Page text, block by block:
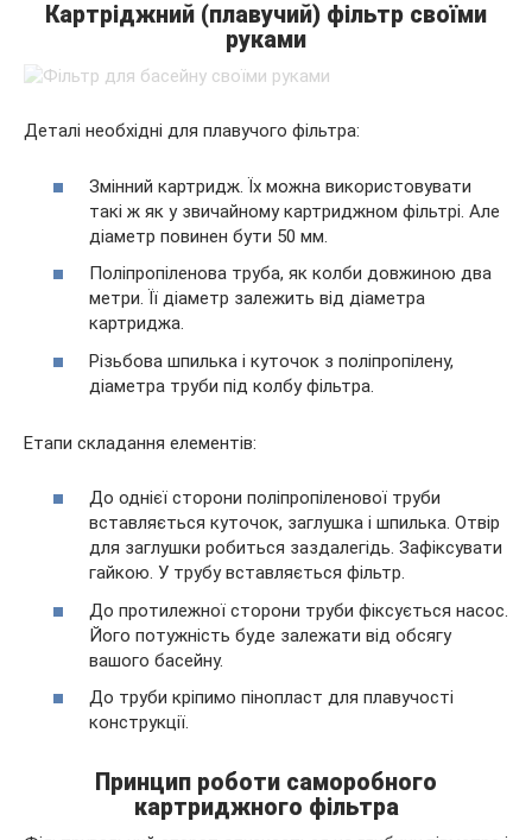
Картріджний (плавучий) фільтр своїми
руками
Деталі необхідні для плавучого фільтра:
Змінний картридж. Їх можна використовувати
такі ж як у звичайному картриджном фільтрі. Але
діаметр повинен бути 50 мм.
Поліпропіленова труба, як колби довжиною два
метри. Її діаметр залежить від діаметра
картриджа.
Різьбова шпилька і куточок з поліпропілену,
діаметра труби під колбу фільтра.
Етапи складання елементів:
До однієї сторони поліпропіленової труби
вставляється куточок, заглушка і шпилька. Отвір
для заглушки робиться заздалегідь. Зафіксувати
гайкою. У трубу вставляється фільтр.
До протилежної сторони труби фіксується насос.
Його потужність буде залежати від обсягу
вашого басейну.
До труби кріпимо пінопласт для плавучості
конструкції.
Принцип роботи саморобного
картриджного фільтра